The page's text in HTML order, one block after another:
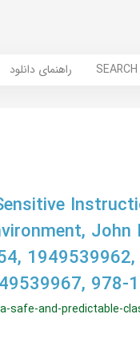
راهنمای دانلود
John
978-
and-predictable-